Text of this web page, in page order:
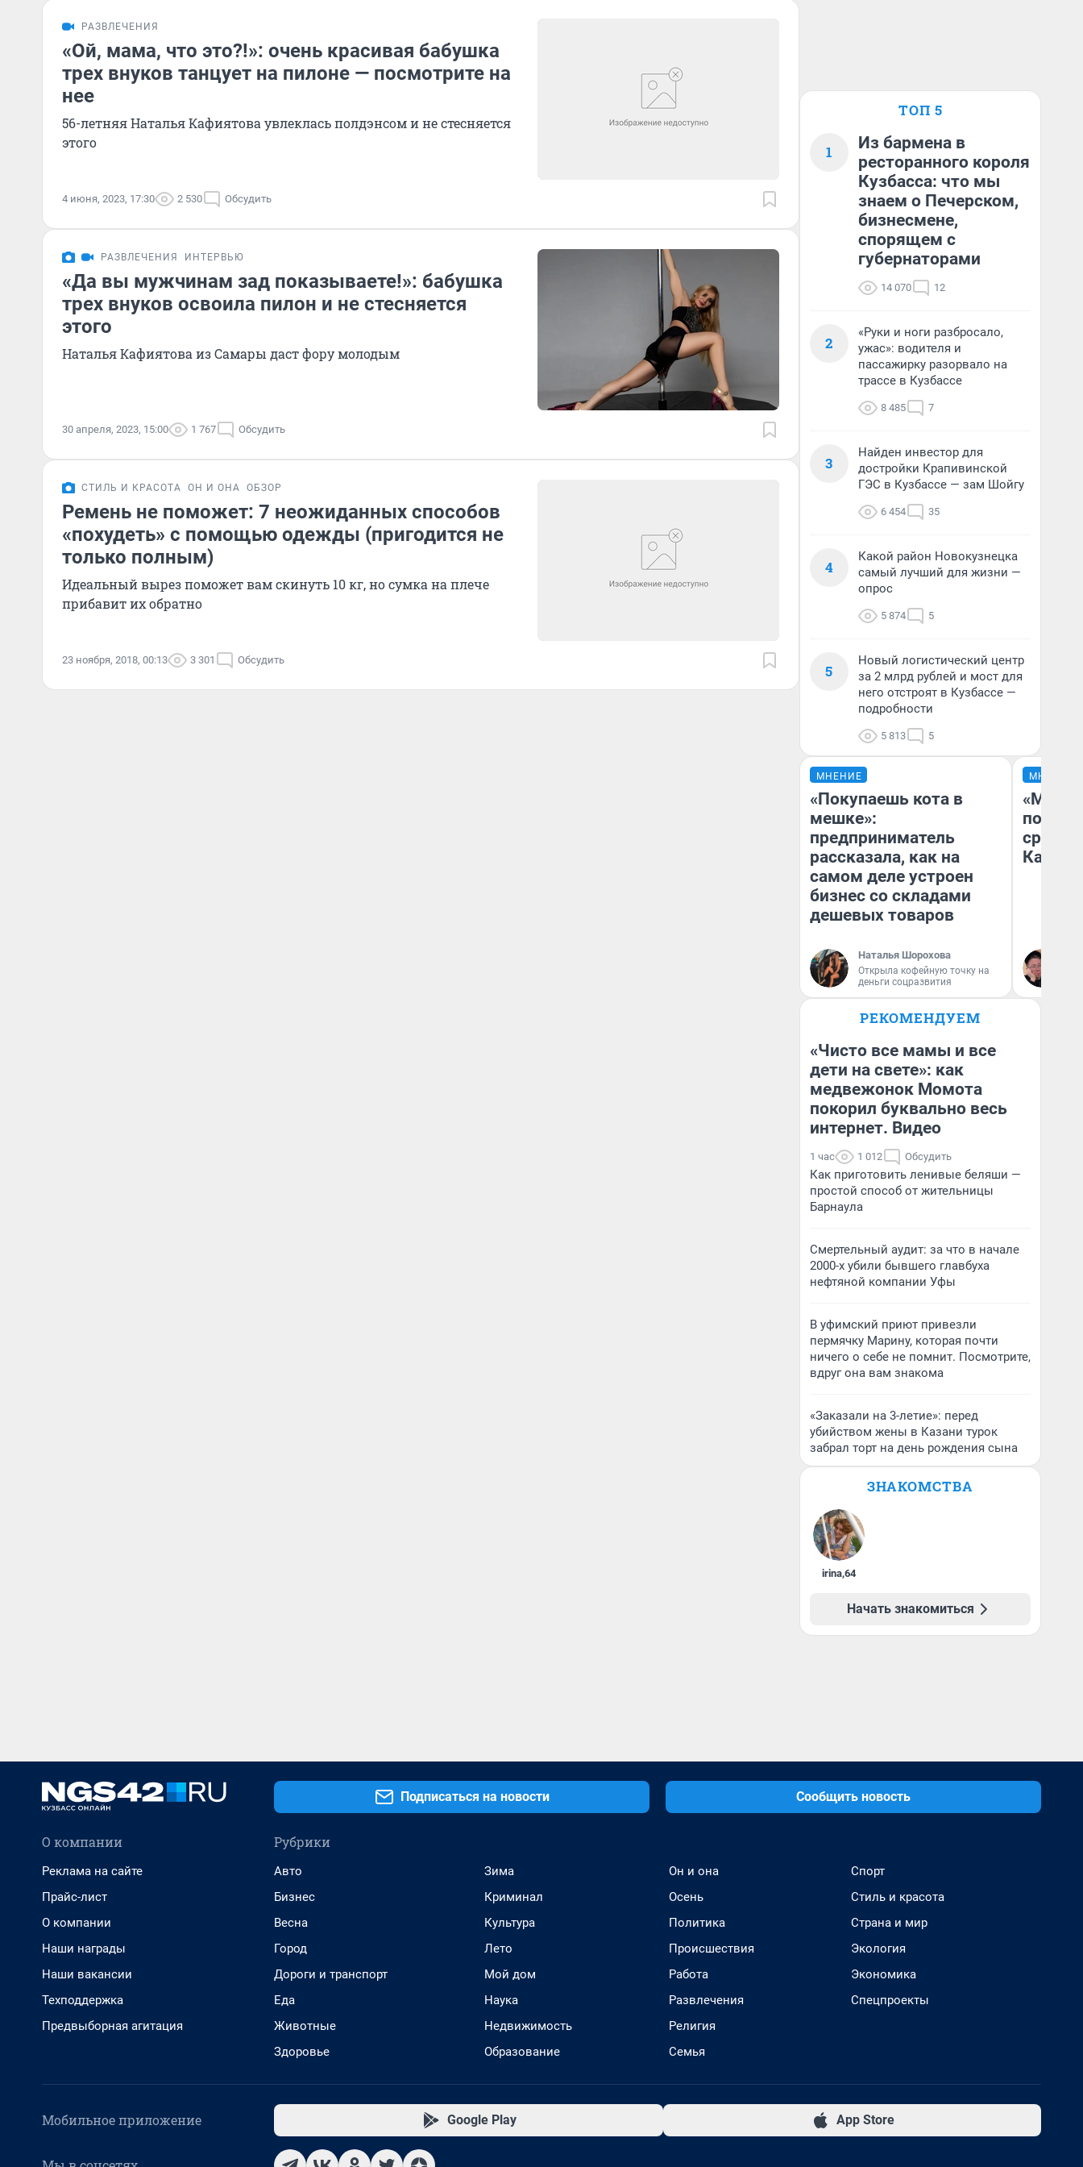
РАЗВЛЕЧЕНИЯ
«Ой, мама, что это?!»: очень красивая бабушка
трех внуков танцует на пилоне — посмотрите на
нее
56-летняя Наталья Кафиятова увлеклась полдэнсом и не стесняется
этого
4 июня, 2023, 17:30 2 530 Обсудить
РАЗВЛЕЧЕНИЯ ИНТЕРВЬЮ
«Да вы мужчинам зад показываете!»: бабушка
трех внуков освоила пилон и не стесняется
этого
Наталья Кафиятова из Самары даст фору молодым
30 апреля, 2023, 15:00 1 767 Обсудить
СТИЛЬ И КРАСОТА ОН И ОНА ОБЗОР
Ремень не поможет: 7 неожиданных способов
«похудеть» с помощью одежды (пригодится не
только полным)
Идеальный вырез поможет вам скинуть 10 кг, но сумка на плече
прибавит их обратно
23 ноября, 2018, 00:13 3 301 Обсудить
ТОП 5
1
Из бармена в
ресторанного короля
Кузбасса: что мы
знаем о Печерском,
бизнесмене,
спорящем с
губернаторами
14 070 12
2
«Руки и ноги разбросало,
ужас»: водителя и
пассажирку разорвало на
трассе в Кузбассе
8 485 7
3
Найден инвестор для
достройки Крапивинской
ГЭС в Кузбассе — зам Шойгу
6 454 35
4
Какой район Новокузнецка
самый лучший для жизни —
опрос
5 874 5
5
Новый логистический центр
за 2 млрд рублей и мост для
него отстроят в Кузбассе —
подробности
5 813 5
МНЕНИЕ
«Покупаешь кота в
мешке»:
предприниматель
рассказала, как на
самом деле устроен
бизнес со складами
дешевых товаров
Наталья Шорохова
Открыла кофейную точку на
деньги соцразвития
МНЕНИЕ
РЕКОМЕНДУЕМ
«Чисто все мамы и все
дети на свете»: как
медвежонок Момота
покорил буквально весь
интернет. Видео
1 час 1 012 Обсудить
Как приготовить ленивые беляши —
простой способ от жительницы
Барнаула
Смертельный аудит: за что в начале
2000-х убили бывшего главбуха
нефтяной компании Уфы
В уфимский приют привезли
пермячку Марину, которая почти
ничего о себе не помнит. Посмотрите,
вдруг она вам знакома
«Заказали на 3-летие»: перед
убийством жены в Казани турок
забрал торт на день рождения сына
ЗНАКОМСТВА
irina,64
Начать знакомиться
Подписаться на новости Сообщить новость
О компании
Реклама на сайте
Прайс-лист
О компании
Наши награды
Наши вакансии
Техподдержка
Предвыборная агитация
Рубрики
Авто
Бизнес
Весна
Город
Дороги и транспорт
Еда
Животные
Здоровье
Зима
Криминал
Культура
Лето
Мой дом
Наука
Недвижимость
Образование
Он и она
Осень
Политика
Происшествия
Работа
Развлечения
Религия
Семья
Спорт
Стиль и красота
Страна и мир
Экология
Экономика
Спецпроекты
Мобильное приложение Google Play App Store